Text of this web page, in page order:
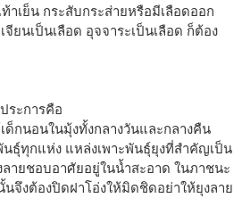
าเย็น กระสับกระส่ายหรือมีเลือดออก
จียนเป็นเลือด อุจจาระเป็นเลือด ก็ต้อง
ะการคือ
ด็กนอนในมุ้งทั้งกลางวันและกลางคืน
นธุ์ทุกแห่ง แหล่งเพาะพันธุ์ยุงที่สำคัญเป็น
ายชอบอาศัยอยู่ในน้ำสะอาด ในภาชนะ
จึงต้องปิดฝาโอ่งให้มิดชิดอย่าให้ยุงลาย